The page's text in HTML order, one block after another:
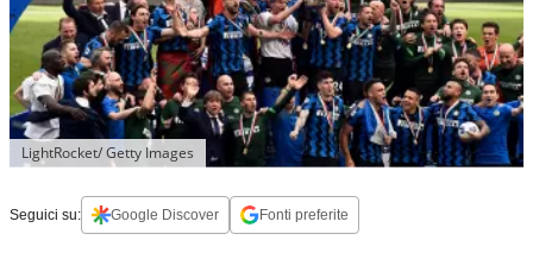
LightRocket/ Getty Images
Seguici su: Google Discover Fonti preferite